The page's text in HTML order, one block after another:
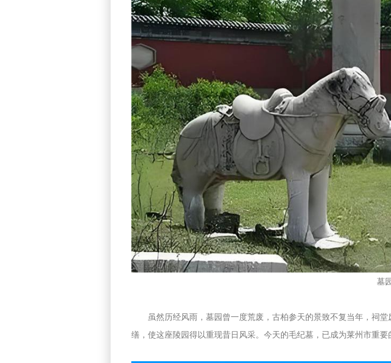
墓
虽然历经风雨，墓园曾一度荒废，古柏参天的景致不复当年，祠
缮，使这座陵园得以重现昔日风采。今天的毛纪墓，已成为莱州市重要